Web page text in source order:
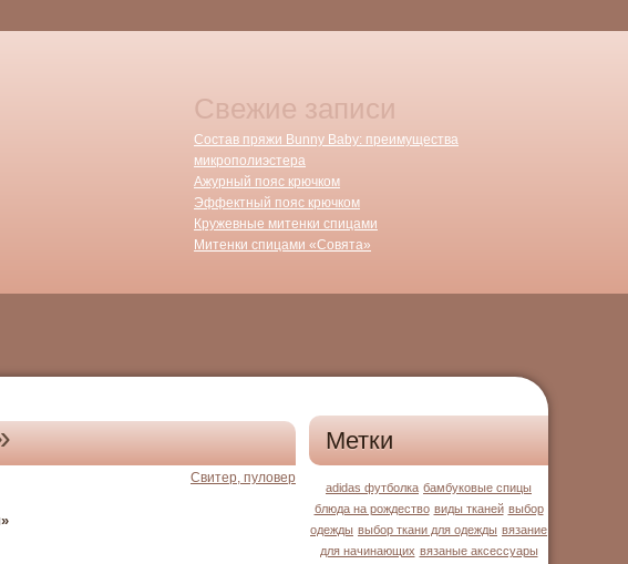
Свежие записи
Состав пряжи Bunny Baby: преимущества
микрополиэстера
Ажурный пояс крючком
Эффектный пояс крючком
Кружевные митенки спицами
Митенки спицами «Совята»
Свитер, пуловер
Метки
adidas футболка бамбуковые спицы
блюда на рождество виды тканей выбор
одежды выбор ткани для одежды вязание
для начинающих вязаные аксессуары